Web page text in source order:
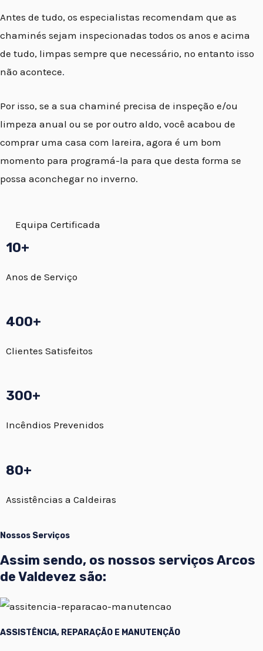
Antes de tudo, os especialistas recomendam que as
chaminés sejam inspecionadas todos os anos e acima
de tudo, limpas sempre que necessário, no entanto isso
não acontece.
Por isso, se a sua chaminé precisa de inspeção e/ou
limpeza anual ou se por outro aldo, você acabou de
comprar uma casa com lareira, agora é um bom
momento para programá-la para que desta forma se
possa aconchegar no inverno.
Equipa Certificada
10+
Anos de Serviço
400+
Clientes Satisfeitos
300+
Incêndios Prevenidos
80+
Assistências a Caldeiras
Nossos Serviços
Assim sendo, os nossos serviços Arcos
de Valdevez são:
ASSISTÊNCIA, REPARAÇÃO E MANUTENÇÃO